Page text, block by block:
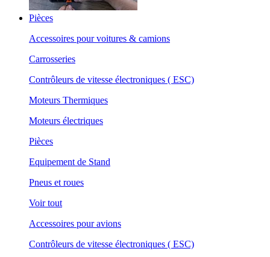
Pièces
Accessoires pour voitures & camions
Carrosseries
Contrôleurs de vitesse électroniques ( ESC)
Moteurs Thermiques
Moteurs électriques
Pièces
Equipement de Stand
Pneus et roues
Voir tout
Accessoires pour avions
Contrôleurs de vitesse électroniques ( ESC)